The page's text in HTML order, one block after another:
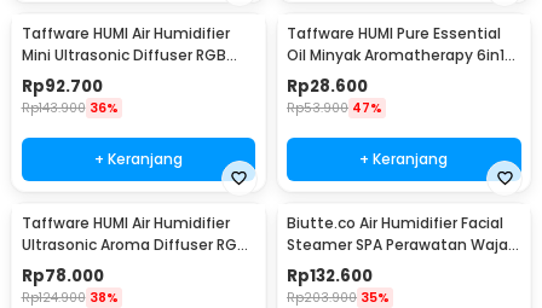
Taffware HUMI Air Humidifier
Mini Ultrasonic Diffuser RGB
500ml Remote - HUMI H14A
Rp92.700
Rp143.900 36%
+ Keranjang
Taffware HUMI Pure Essential
Oil Minyak Aromatherapy 6in1
10ml - RS-25
Rp28.600
Rp53.900 47%
+ Keranjang
Taffware HUMI Air Humidifier
Ultrasonic Aroma Diffuser RGB
1L - KS-600
Rp78.000
Rp124.900 38%
Biutte.co Air Humidifier Facial
Steamer SPA Perawatan Wajah
- 618
Rp132.600
Rp203.900 35%